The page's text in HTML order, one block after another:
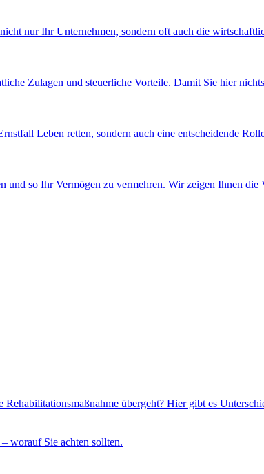
nur Ihr Unternehmen, sondern oft auch die
Zulagen und steuerliche Vorteile. Damit Sie hier
Leben retten, sondern auch eine entscheidende
und so Ihr Vermögen zu vermehren. Wir zeigen Ihnen
übergeht? Hier gibt es
worauf Sie achten sollten.